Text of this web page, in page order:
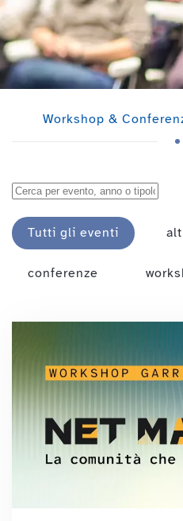
Workshop &
Tutti gli eventi
conferenze